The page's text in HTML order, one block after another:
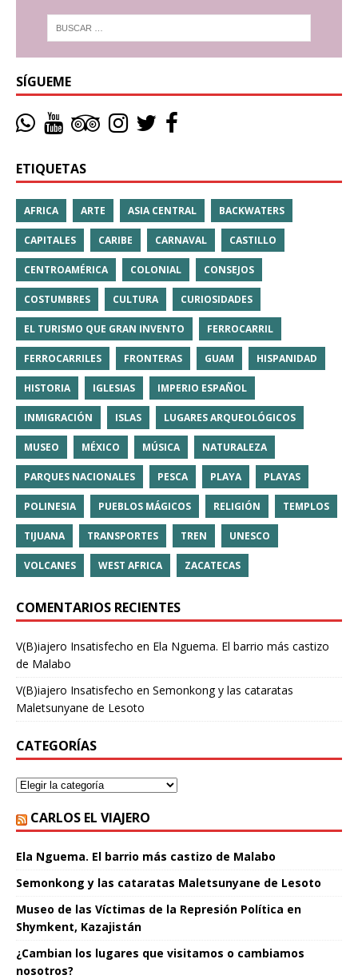
SÍGUEME
ETIQUETAS
AFRICA ARTE ASIA CENTRAL BACKWATERS
CAPITALES CARIBE CARNAVAL CASTILLO
CENTROAMÉRICA COLONIAL CONSEJOS
COSTUMBRES CULTURA CURIOSIDADES
EL TURISMO QUE GRAN INVENTO FERROCARRIL
FERROCARRILES FRONTERAS GUAM HISPANIDAD
HISTORIA IGLESIAS IMPERIO ESPAÑOL
INMIGRACIÓN ISLAS LUGARES ARQUEOLÓGICOS
MUSEO MÉXICO MÚSICA NATURALEZA
PARQUES NACIONALES PESCA PLAYA PLAYAS
POLINESIA PUEBLOS MÁGICOS RELIGIÓN TEMPLOS
TIJUANA TRANSPORTES TREN UNESCO
VOLCANES WEST AFRICA ZACATECAS
COMENTARIOS RECIENTES
V(B)iajero Insatisfecho en Ela Nguema. El barrio más castizo
de Malabo
V(B)iajero Insatisfecho en Semonkong y las cataratas
Maletsunyane de Lesoto
CATEGORÍAS
CARLOS EL VIAJERO
Ela Nguema. El barrio más castizo de Malabo
Semonkong y las cataratas Maletsunyane de Lesoto
Museo de las Víctimas de la Represión Política en
Shymkent, Kazajistán
¿Cambian los lugares que visitamos o cambiamos
nosotros?